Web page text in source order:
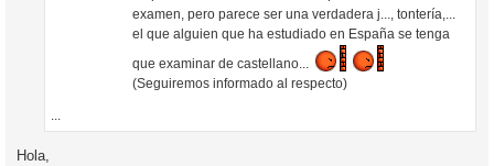
examen, pero parece ser una verdadera j..., tontería,...
el que alguien que ha estudiado en España se tenga
que examinar de castellano...
(Seguiremos informado al respecto)
...
Hola,